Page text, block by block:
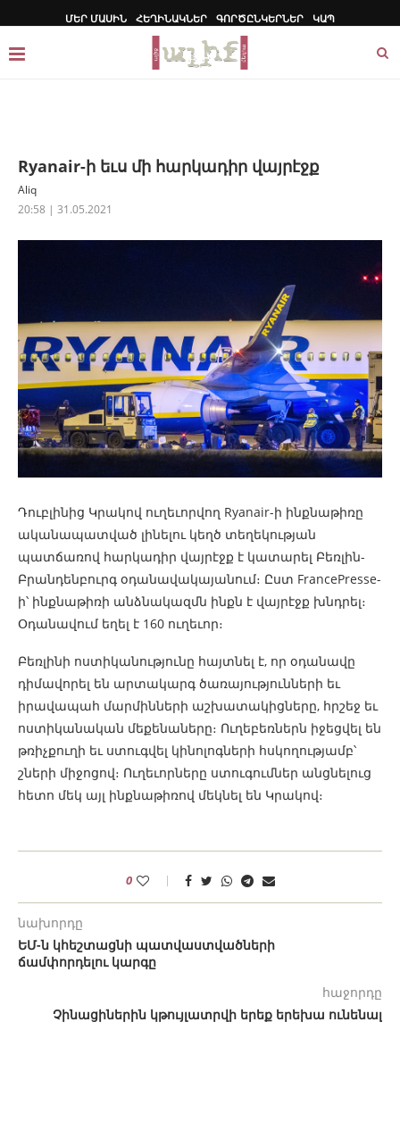
ՄԵՐ ՄԱՍԻՆ ՀԵՂԻՆԱԿՆԵՐ ԳՈՐԾԸՆԿԵՐՆԵՐ ԿԱՊ
Ryanair-ի եւս մի հարկադիր վայրէջք
Aliq
20:58 | 31.05.2021
Դուբլինից Կրակով ուղեւորվող Ryanair-ի ինքնաթիռը
ականապատված լինելու կեղծ տեղեկության
պատճառով հարկադիր վայրէջք է կատարել Բեռլին-
Բրանդենբուրգ օդանավակայանում։ Ըստ FrancePresse-
ի՝ ինքնաթիռի անձնակազմն ինքն է վայրէջք խնդրել։
Օդանավում եղել է 160 ուղեւոր։
Բեռլինի ոստիկանությունը հայտնել է, որ օդանավը
դիմավորել են արտակարգ ծառայությունների եւ
իրավապահ մարմինների աշխատակիցները, հրշեջ եւ
ոստիկանական մեքենաները։ Ուղեբեռներն իջեցվել են
թռիչքուղի եւ ստուգվել կինոլոգների հսկողությամբ՝
շների միջոցով։ Ուղեւորները ստուգումներ անցնելուց
հետո մեկ այլ ինքնաթիռով մեկնել են Կրակով։
0
նախորդը
ԵՄ-ն կհեշտացնի պատվաստվածների
ճամփորդելու կարգը
հաջորդը
Չինացիներին կթույլատրվի երեք երեխա ունենալ